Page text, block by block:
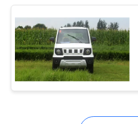
250cc चॉपर
मोटरसाइकिल